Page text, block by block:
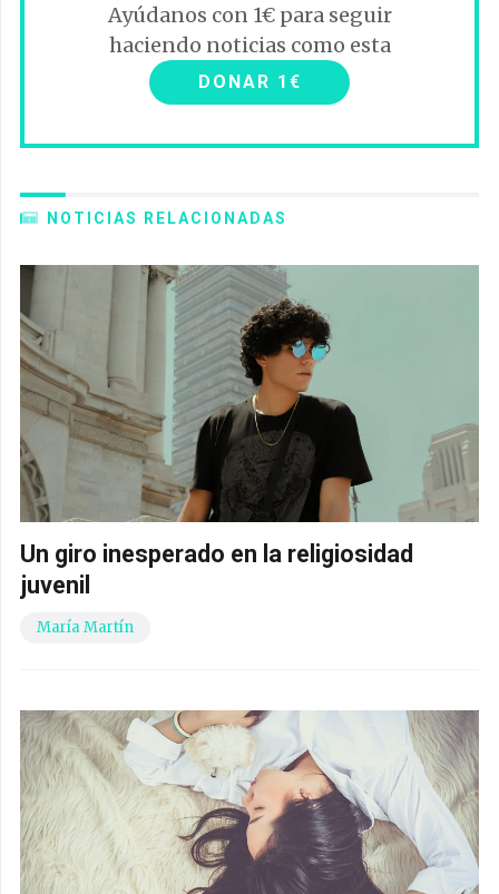
Ayúdanos con 1€ para seguir
haciendo noticias como esta
DONAR 1€
NOTICIAS RELACIONADAS
Un giro inesperado en la religiosidad
juvenil
María Martín